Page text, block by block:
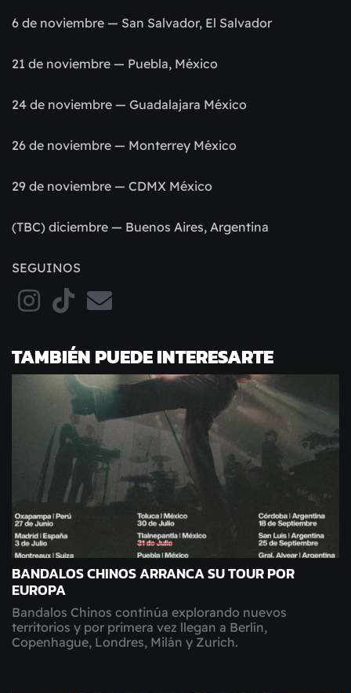
6 de noviembre — San Salvador, El Salvador
21 de noviembre — Puebla, México
24 de noviembre — Guadalajara México
26 de noviembre — Monterrey México
29 de noviembre — CDMX México
(TBC) diciembre — Buenos Aires, Argentina
SEGUINOS
TAMBIÉN PUEDE INTERESARTE
BANDALOS CHINOS ARRANCA SU TOUR POR
EUROPA
Bandalos Chinos continúa explorando nuevos
territorios y por primera vez llegan a Berlín,
Copenhague, Londres, Milán y Zurich.